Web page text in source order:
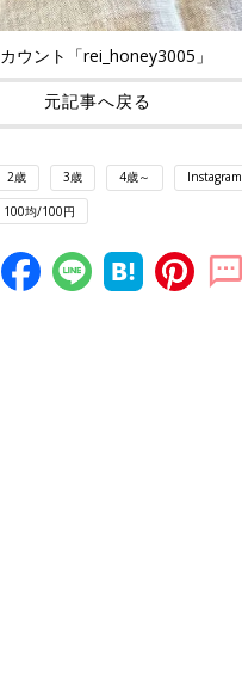
ウント「rei_honey3005」
元記事へ戻る
2歳 3歳 4歳～ Instagram
100均/100円